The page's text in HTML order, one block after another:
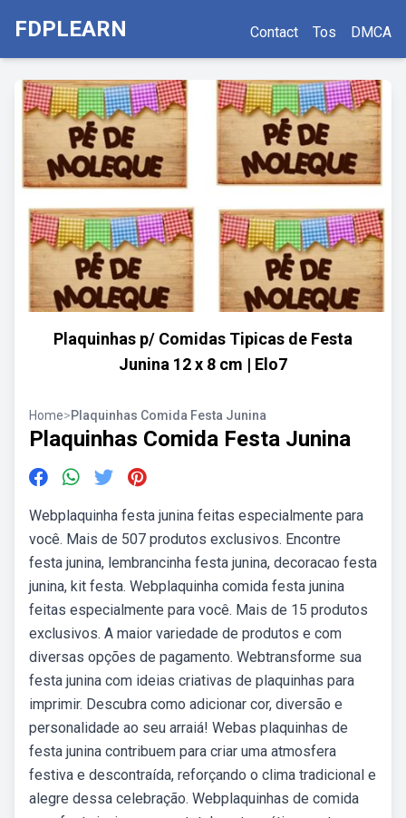
FDPLEARN Contact Tos DMCA
Plaquinhas p/ Comidas Tipicas de Festa
Junina 12 x 8 cm | Elo7
Home>Plaquinhas Comida Festa Junina
Plaquinhas Comida Festa Junina
Webplaquinha festa junina feitas especialmente para
você. Mais de 507 produtos exclusivos. Encontre
festa junina, lembrancinha festa junina, decoracao festa
junina, kit festa. Webplaquinha comida festa junina
feitas especialmente para você. Mais de 15 produtos
exclusivos. A maior variedade de produtos e com
diversas opções de pagamento. Webtransforme sua
festa junina com ideias criativas de plaquinhas para
imprimir. Descubra como adicionar cor, diversão e
personalidade ao seu arraiá! Webas plaquinhas de
festa junina contribuem para criar uma atmosfera
festiva e descontraída, reforçando o clima tradicional e
alegre dessa celebração. Webplaquinhas de comida